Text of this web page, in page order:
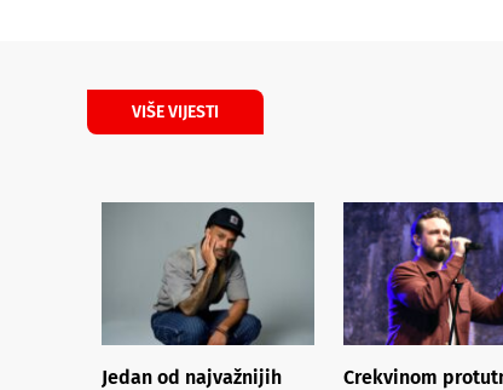
VIŠE VIJESTI
Jedan od najvažnijih
Crekvinom